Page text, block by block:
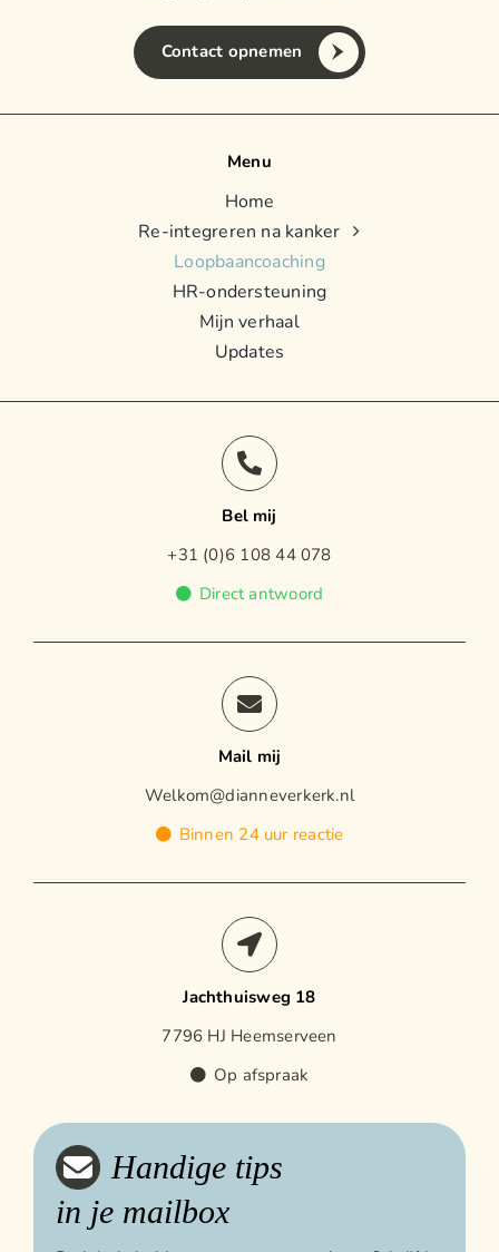
Contact opnemen
Menu
Home
Re-integreren na kanker
Loopbaancoaching
HR-ondersteuning
Mijn verhaal
Updates
Bel mij
+31 (0)6 108 44 078
Direct antwoord
Mail mij
Welkom@dianneverkerk.nl
Binnen 24 uur reactie
Jachthuisweg 18
7796 HJ Heemserveen
Op afspraak
Handige tips
in je mailbox